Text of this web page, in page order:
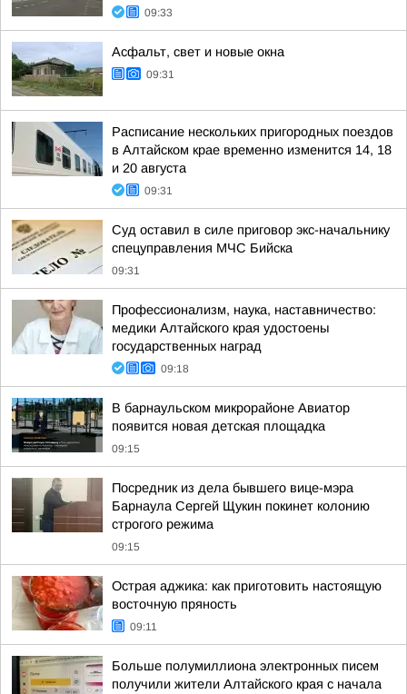
09:33
Асфальт, свет и новые окна
09:31
Расписание нескольких пригородных поездов
в Алтайском крае временно изменится 14, 18
и 20 августа
09:31
Суд оставил в силе приговор экс-начальнику
спецуправления МЧС Бийска
09:31
Профессионализм, наука, наставничество:
медики Алтайского края удостоены
государственных наград
09:18
В барнаульском микрорайоне Авиатор
появится новая детская площадка
09:15
Посредник из дела бывшего вице-мэра
Барнаула Сергей Щукин покинет колонию
строгого режима
09:15
Острая аджика: как приготовить настоящую
восточную пряность
09:11
Больше полумиллиона электронных писем
получили жители Алтайского края с начала